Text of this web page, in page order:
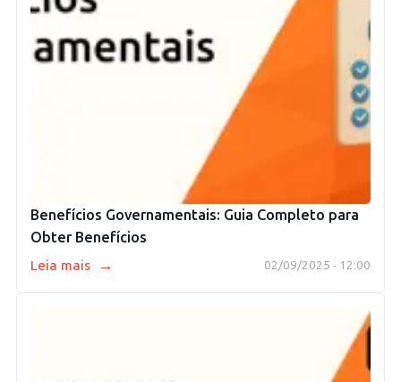
Benefícios Governamentais: Guia Completo para
Obter Benefícios
02/09/2025 - 12:00
Leia mais →